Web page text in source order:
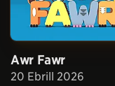
Awr Fawr
20 Ebrill 2026